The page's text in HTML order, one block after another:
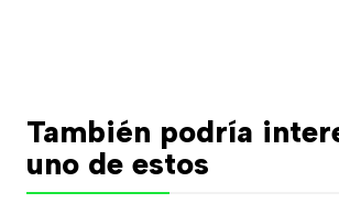
También podría
uno de estos